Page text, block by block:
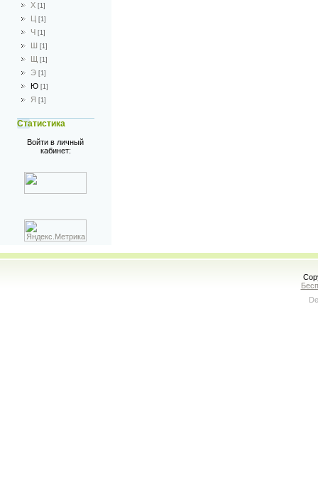
Х [1]
Ц [1]
Ч [1]
Ш [1]
Щ [1]
Э [1]
Ю [1]
Я [1]
Статистика
Войти в личный
кабинет: